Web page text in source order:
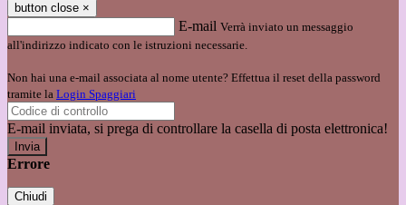
button close ×
E-mail Verrà inviato un messaggio
all'indirizzo indicato con le istruzioni necessarie.
Non hai una e-mail associata al nome utente? Effettua il reset della password
tramite la Login Spaggiari
E-mail inviata, si prega di controllare la casella di posta elettronica!
Errore
Chiudi